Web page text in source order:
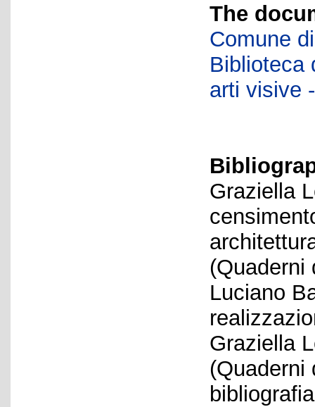
The
Comune
Biblioteca
arti visive
Graziella
(Quaderni
Luciano
Graziella
(Quaderni